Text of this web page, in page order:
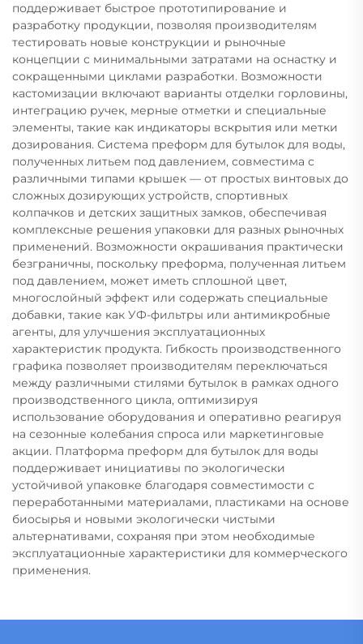
поддерживает быстрое прототипирование и
разработку продукции, позволяя производителям
тестировать новые конструкции и рыночные
концепции с минимальными затратами на оснастку и
сокращенными циклами разработки. Возможности
кастомизации включают варианты отделки горловины,
интеграцию ручек, мерные отметки и специальные
элементы, такие как индикаторы вскрытия или метки
дозирования. Система преформ для бутылок для воды,
полученных литьем под давлением, совместима с
различными типами крышек — от простых винтовых до
сложных дозирующих устройств, спортивных
колпачков и детских защитных замков, обеспечивая
комплексные решения упаковки для разных рыночных
применений. Возможности окрашивания практически
безграничны, поскольку преформа, полученная литьем
под давлением, может иметь сплошной цвет,
многослойный эффект или содержать специальные
добавки, такие как УФ-фильтры или антимикробные
агенты, для улучшения эксплуатационных
характеристик продукта. Гибкость производственного
графика позволяет производителям переключаться
между различными стилями бутылок в рамках одного
производственного цикла, оптимизируя
использование оборудования и оперативно реагируя
на сезонные колебания спроса или маркетинговые
акции. Платформа преформ для бутылок для воды
поддерживает инициативы по экологически
устойчивой упаковке благодаря совместимости с
переработанными материалами, пластиками на основе
биосырья и новыми экологически чистыми
альтернативами, сохраняя при этом необходимые
эксплуатационные характеристики для коммерческого
применения.